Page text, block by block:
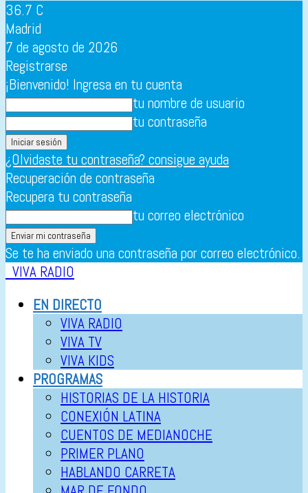
36.7 C
Madrid
7 de agosto de 2026
Registrarse
¡Bienvenido! Ingresa en tu cuenta
tu nombre de usuario
tu contraseña
¿Olvidaste tu contraseña? consigue ayuda
Recuperación de contraseña
Recupera tu contraseña
tu correo electrónico
Se te ha enviado una contraseña por correo electrónico.
VIVA RADIO
EN DIRECTO
VIVA RADIO
VIVA TV
VIVA KIDS
PROGRAMAS
HISTORIAS DE LA HISTORIA
CONEXIÓN LATINA
CUENTOS DE MEDIANOCHE
PRIMER PLANO
HABLANDO CARRETA